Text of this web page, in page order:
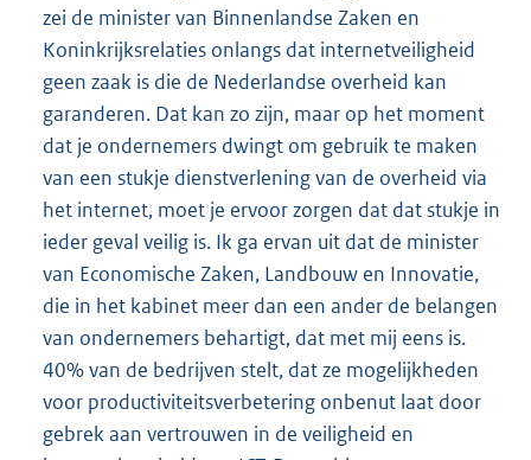
zei de minister van Binnenlandse Zaken en
Koninkrijksrelaties onlangs dat internetveiligheid
geen zaak is die de Nederlandse overheid kan
garanderen. Dat kan zo zijn, maar op het moment
dat je ondernemers dwingt om gebruik te maken
van een stukje dienstverlening van de overheid via
het internet, moet je ervoor zorgen dat dat stukje in
ieder geval veilig is. Ik ga ervan uit dat de minister
van Economische Zaken, Landbouw en Innovatie,
die in het kabinet meer dan een ander de belangen
van ondernemers behartigt, dat met mij eens is.
40% van de bedrijven stelt, dat ze mogelijkheden
voor productiviteitsverbetering onbenut laat door
gebrek aan vertrouwen in de veiligheid en